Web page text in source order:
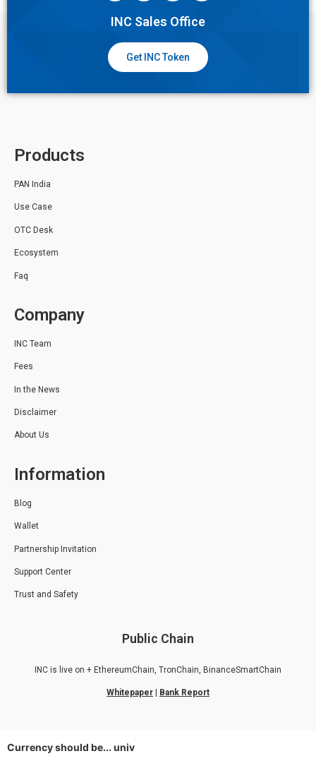
INC Sales Office
Get INC Token
Products
PAN India
Use Case
OTC Desk
Ecosystem
Faq
Company
INC Team
Fees
In the News
Disclaimer
About Us
Information
Blog
Wallet
Partnership Invitation
Support Center
Trust and Safety
Public Chain
INC is live on + EthereumChain, TronChain, BinanceSmartChain
Whitepaper | Bank Report
Currency should be... |